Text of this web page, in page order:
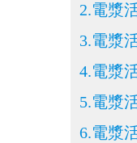
2.電漿
3.電漿
4.電漿
5.電漿
6.電漿